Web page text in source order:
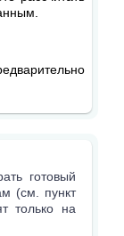
готовый
(см. пункт
только на